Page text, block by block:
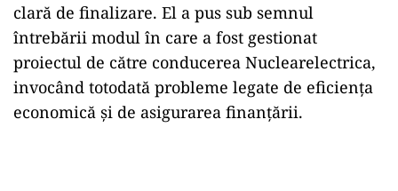
clară de finalizare. El a pus sub semnul
întrebării modul în care a fost gestionat
proiectul de către conducerea Nuclearelectrica,
invocând totodată probleme legate de eficiența
economică și de asigurarea finanțării.